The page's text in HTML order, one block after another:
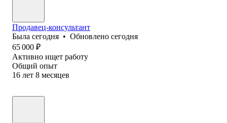
Продавец-консультант
Была сегодня • Обновлено сегодня
65 000 ₽
Активно ищет работу
Общий опыт
16 лет 8 месяцев